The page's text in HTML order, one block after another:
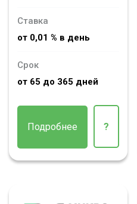
Ставка
от 0,01 % в день
Срок
от 65 до 365 дней
Подробнее ?